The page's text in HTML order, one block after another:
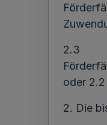
2.3
oder 2.2
2. Die